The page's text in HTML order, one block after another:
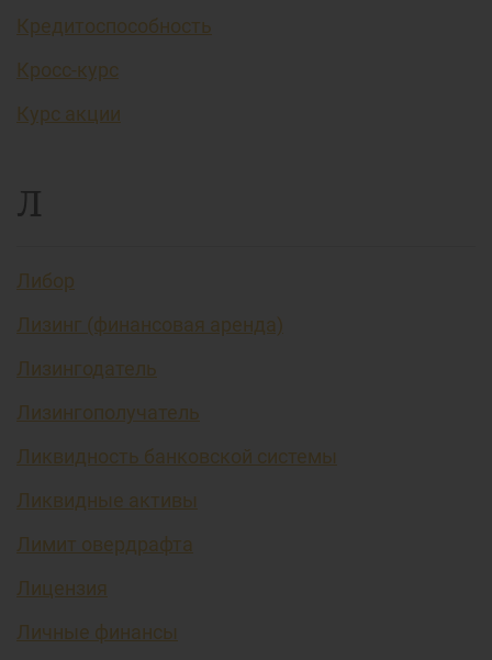
Кредитоспособность
Кросс-курс
Курс акции
Л
Либор
Лизинг (финансовая аренда)
Лизингодатель
Лизингополучатель
Ликвидность банковской системы
Ликвидные активы
Лимит овердрафта
Лицензия
Личные финансы